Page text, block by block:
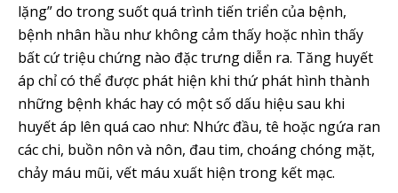
lặng” do trong suốt quá trình tiến triển của bệnh,
bệnh nhân hầu như không cảm thấy hoặc nhìn thấy
bất cứ triệu chứng nào đặc trưng diễn ra. Tăng huyết
áp chỉ có thể được phát hiện khi thứ phát hình thành
những bệnh khác hay có một số dấu hiệu sau khi
huyết áp lên quá cao như: Nhức đầu, tê hoặc ngứa ran
các chi, buồn nôn và nôn, đau tim, choáng chóng mặt,
chảy máu mũi, vết máu xuất hiện trong kết mạc.